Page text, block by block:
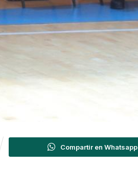
Compartir en Whatsapp